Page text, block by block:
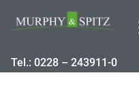
Tel.: 0228 – 243911-0